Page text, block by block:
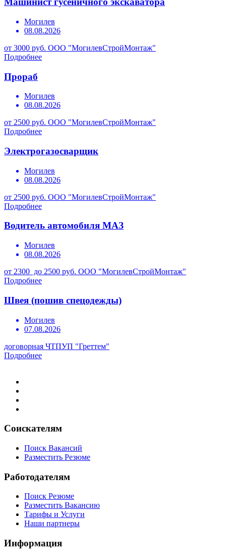
Могилев
08.08.2026
от 3000 руб. ООО "МогилевСтройМонтаж"
Подробнее
Прораб
Могилев
08.08.2026
от 2500 руб. ООО "МогилевСтройМонтаж"
Подробнее
Электрогазосварщик
Могилев
08.08.2026
от 2500 руб. ООО "МогилевСтройМонтаж"
Подробнее
Водитель автомобиля МАЗ
Могилев
08.08.2026
от 2300 до 2500 руб. ООО "МогилевСтройМонтаж"
Подробнее
Швея (пошив спецодежды)
Могилев
07.08.2026
договорная ЧТПУП "Греттем"
Подробнее
Соискателям
Поиск Вакансий
Разместить Резюме
Работодателям
Поиск Резюме
Разместить Вакансию
Тарифы и Услуги
Наши партнеры
Информация